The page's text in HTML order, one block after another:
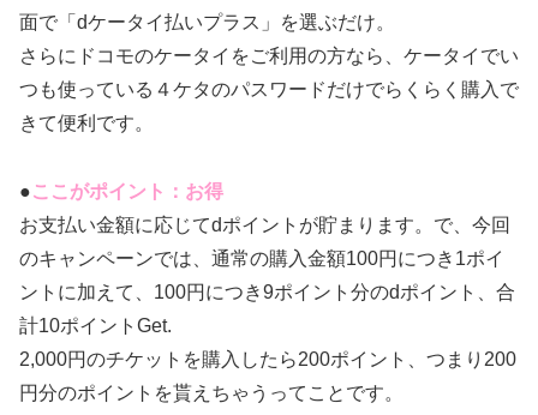
面で「dケータイ払いプラス」を選ぶだけ。
さらにドコモのケータイをご利用の方なら、ケータイでい
つも使っている４ケタのパスワードだけでらくらく購入で
きて便利です。
●ここがポイント：お得
お支払い金額に応じてdポイントが貯まります。で、今回
のキャンペーンでは、通常の購入金額100円につき1ポイ
ントに加えて、100円につき9ポイント分のdポイント、合
計10ポイントGet.
2,000円のチケットを購入したら200ポイント、つまり200
円分のポイントを貰えちゃうってことです。